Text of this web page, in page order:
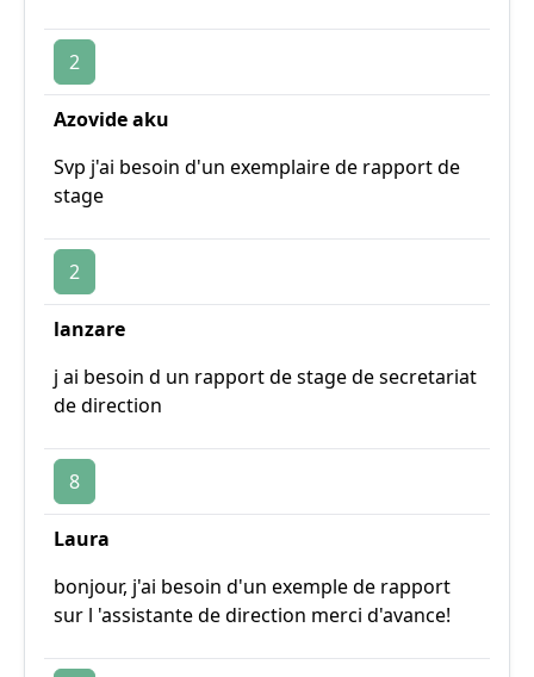
2
Azovide aku
Svp j'ai besoin d'un exemplaire de rapport de
stage
2
lanzare
j ai besoin d un rapport de stage de secretariat
de direction
8
Laura
bonjour, j'ai besoin d'un exemple de rapport
sur l 'assistante de direction merci d'avance!